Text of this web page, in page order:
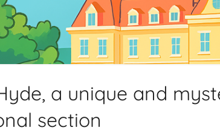
a unique and
section